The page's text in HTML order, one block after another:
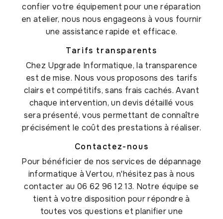
confier votre équipement pour une réparation
en atelier, nous nous engageons à vous fournir
une assistance rapide et efficace.
Tarifs transparents
Chez Upgrade Informatique, la transparence
est de mise. Nous vous proposons des tarifs
clairs et compétitifs, sans frais cachés. Avant
chaque intervention, un devis détaillé vous
sera présenté, vous permettant de connaître
précisément le coût des prestations à réaliser.
Contactez-nous
Pour bénéficier de nos services de dépannage
informatique à Vertou, n'hésitez pas à nous
contacter au 06 62 96 12 13. Notre équipe se
tient à votre disposition pour répondre à
toutes vos questions et planifier une